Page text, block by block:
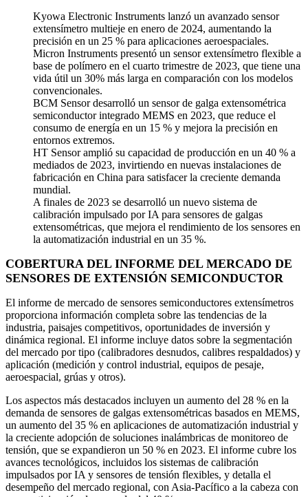
Kyowa Electronic Instruments lanzó un avanzado sensor
extensímetro multieje en enero de 2024, aumentando la
precisión en un 25 % para aplicaciones aeroespaciales.
Micron Instruments presentó un sensor extensímetro flexible a
base de polímero en el cuarto trimestre de 2023, que tiene una
vida útil un 30% más larga en comparación con los modelos
convencionales.
BCM Sensor desarrolló un sensor de galga extensométrica
semiconductor integrado MEMS en 2023, que reduce el
consumo de energía en un 15 % y mejora la precisión en
entornos extremos.
HT Sensor amplió su capacidad de producción en un 40 % a
mediados de 2023, invirtiendo en nuevas instalaciones de
fabricación en China para satisfacer la creciente demanda
mundial.
A finales de 2023 se desarrolló un nuevo sistema de
calibración impulsado por IA para sensores de galgas
extensométricas, que mejora el rendimiento de los sensores en
la automatización industrial en un 35 %.
COBERTURA DEL INFORME DEL MERCADO DE
SENSORES DE EXTENSIÓN SEMICONDUCTOR
El informe de mercado de sensores semiconductores extensímetros
proporciona información completa sobre las tendencias de la
industria, paisajes competitivos, oportunidades de inversión y
dinámica regional. El informe incluye datos sobre la segmentación
del mercado por tipo (calibradores desnudos, calibres respaldados) y
aplicación (medición y control industrial, equipos de pesaje,
aeroespacial, grúas y otros).
Los aspectos más destacados incluyen un aumento del 28 % en la
demanda de sensores de galgas extensométricas basados ​​en MEMS,
un aumento del 35 % en aplicaciones de automatización industrial y
la creciente adopción de soluciones inalámbricas de monitoreo de
tensión, que se expandieron un 50 % en 2023. El informe cubre los
avances tecnológicos, incluidos los sistemas de calibración
impulsados ​​por IA y sensores de tensión flexibles, y detalla el
desempeño del mercado regional, con Asia-Pacífico a la cabeza con